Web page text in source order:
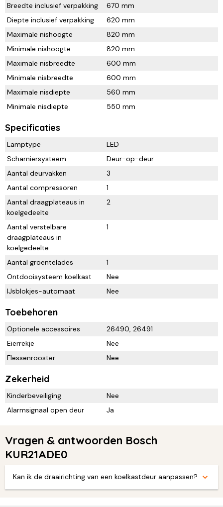
Breedte inclusief verpakking
670 mm
Diepte inclusief verpakking
620 mm
Maximale nishoogte
820 mm
Minimale nishoogte
820 mm
Maximale nisbreedte
600 mm
Minimale nisbreedte
600 mm
Maximale nisdiepte
560 mm
Minimale nisdiepte
550 mm
Specificaties
Lamptype
LED
Scharniersysteem
Deur-op-deur
Aantal deurvakken
3
Aantal compressoren
1
Aantal draagplateaus in
koelgedeelte
2
Aantal verstelbare
draagplateaus in
koelgedeelte
1
Aantal groentelades
1
Ontdooisysteem koelkast
Nee
IJsblokjes-automaat
Nee
Toebehoren
Optionele accessoires
26490, 26491
Eierrekje
Nee
Flessenrooster
Nee
Zekerheid
Kinderbeveiliging
Nee
Alarmsignaal open deur
Ja
Vragen & antwoorden Bosch
KUR21ADE0
Kan ik de draairichting van een koelkastdeur aanpassen?